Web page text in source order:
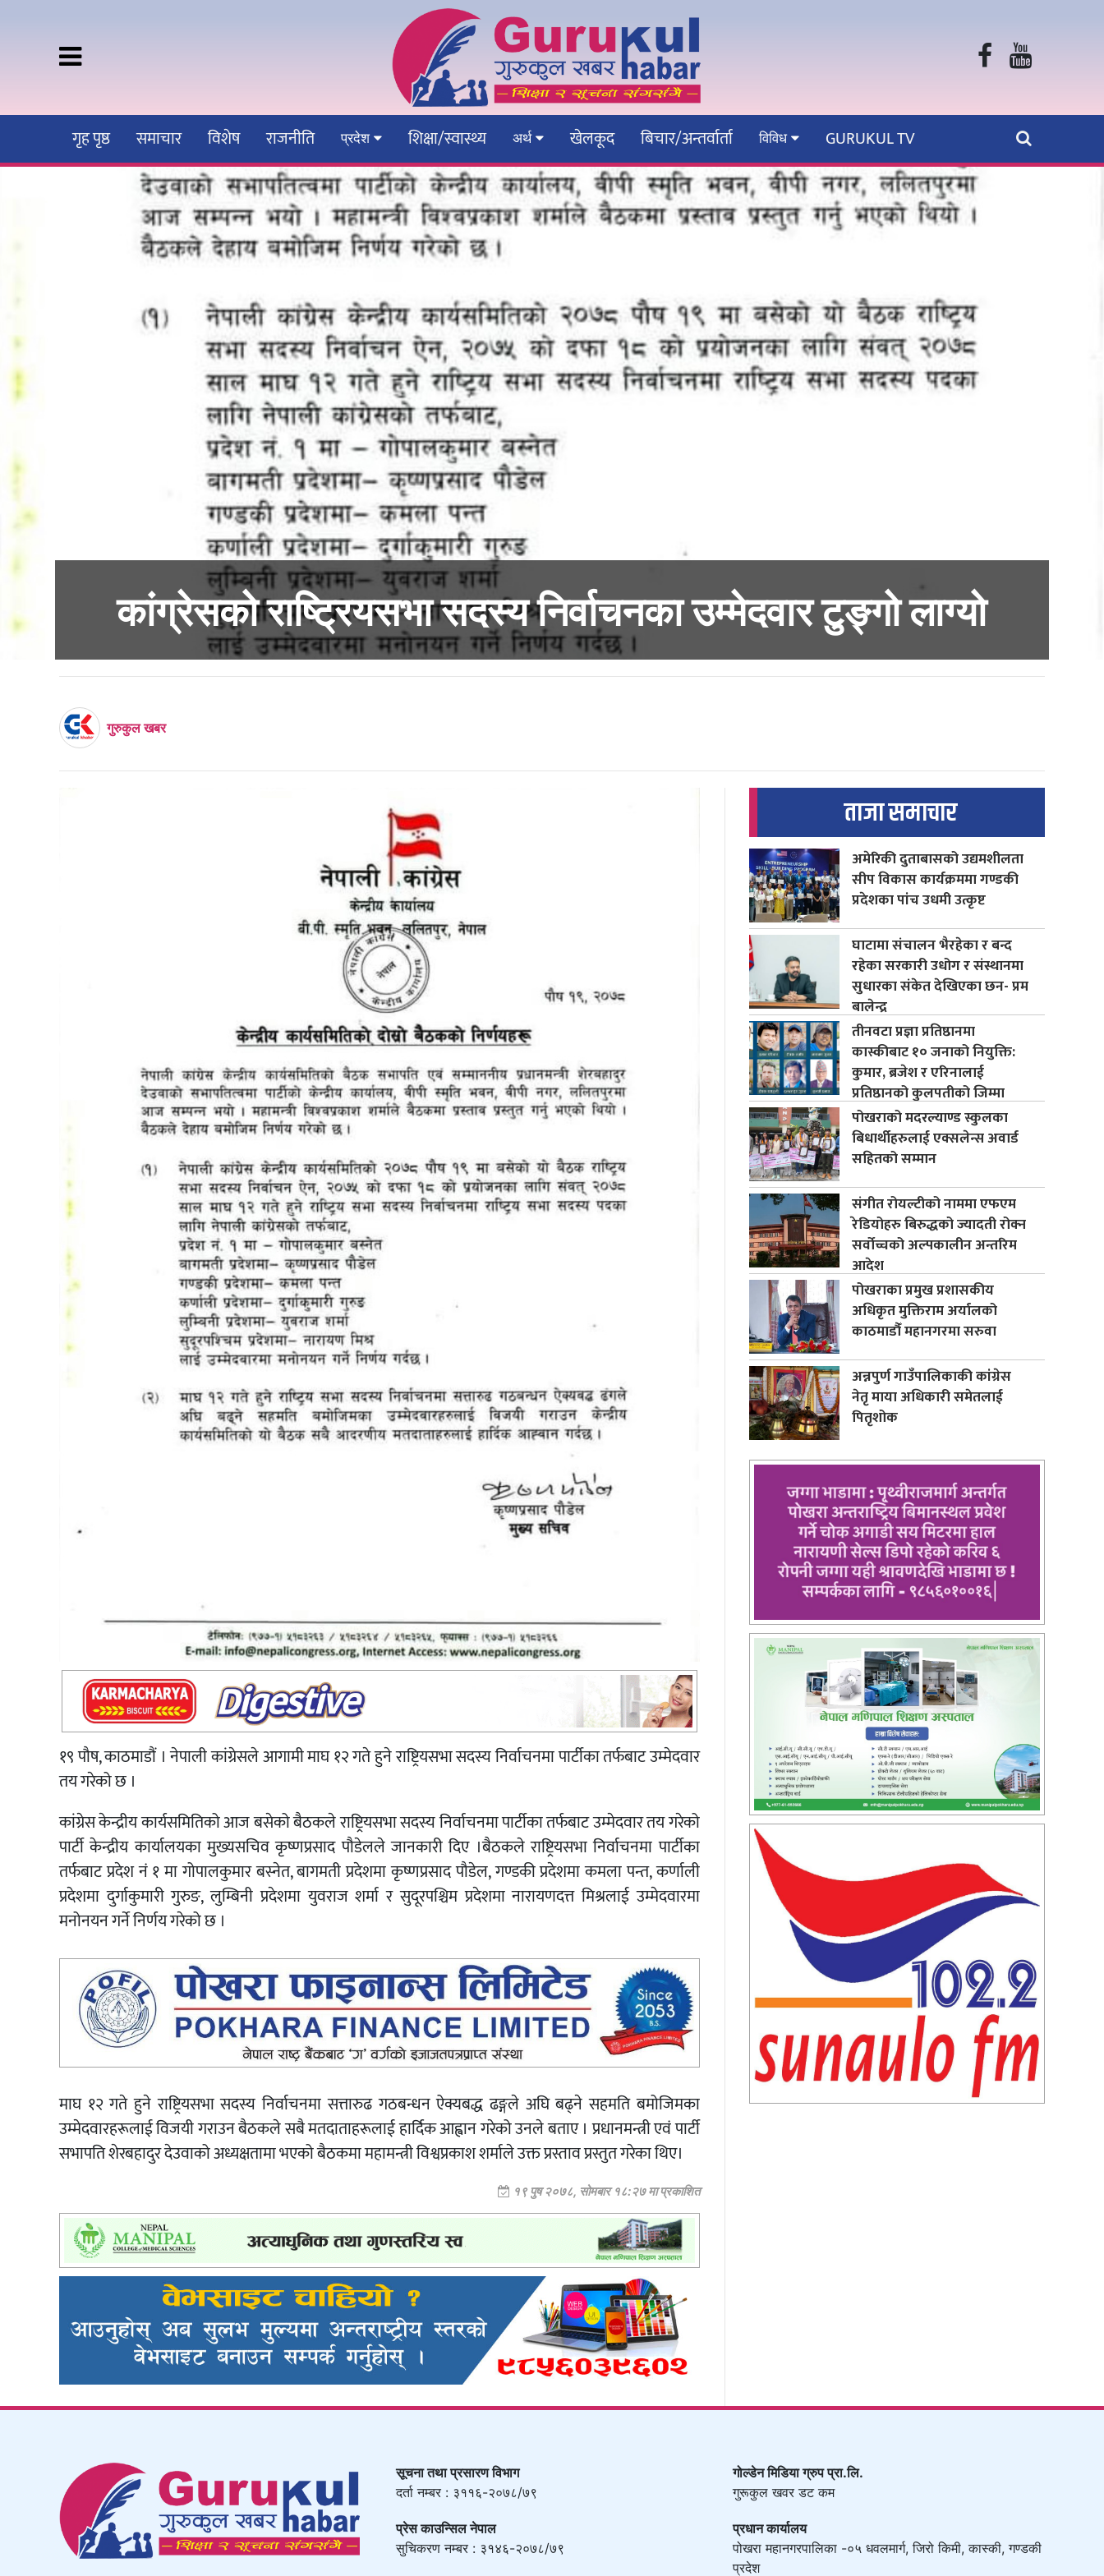
गृह पृष्ठ समाचार विशेष राजनीति प्रदेश शिक्षा/स्वास्थ्य अर्थ खेलकूद बिचार/अन्तर्वार्ता विविध GURUKUL TV
कांग्रेसको राष्ट्रियसभा सदस्य निर्वाचनका उम्मेदवार टुङ्गो लाग्यो
गुरुकुल खबर
१९ पौष, काठमाडौं । नेपाली कांग्रेसले आगामी माघ १२ गते हुने राष्ट्रियसभा सदस्य निर्वाचनमा पार्टीका तर्फबाट उम्मेदवार
तय गरेको छ ।
कांग्रेस केन्द्रीय कार्यसमितिको आज बसेको बैठकले राष्ट्रियसभा सदस्य निर्वाचनमा पार्टीका तर्फबाट उम्मेदवार तय गरेको
पार्टी केन्द्रीय कार्यालयका मुख्यसचिव कृष्णप्रसाद पौडेलले जानकारी दिए ।बैठकले राष्ट्रियसभा निर्वाचनमा पार्टीका
तर्फबाट प्रदेश नं १ मा गोपालकुमार बस्नेत, बागमती प्रदेशमा कृष्णप्रसाद पौडेल, गण्डकी प्रदेशमा कमला पन्त, कर्णाली
प्रदेशमा दुर्गाकुमारी गुरुङ, लुम्बिनी प्रदेशमा युवराज शर्मा र सुदूरपश्चिम प्रदेशमा नारायणदत्त मिश्रलाई उम्मेदवारमा
मनोनयन गर्ने निर्णय गरेको छ ।
माघ १२ गते हुने राष्ट्रियसभा सदस्य निर्वाचनमा सत्तारुढ गठबन्धन ऐक्यबद्ध ढङ्गले अघि बढ्ने सहमति बमोजिमका
उम्मेदवारहरूलाई विजयी गराउन बैठकले सबै मतदाताहरूलाई हार्दिक आह्वान गरेको उनले बताए । प्रधानमन्त्री एवं पार्टी
सभापति शेरबहादुर देउवाको अध्यक्षतामा भएको बैठकमा महामन्त्री विश्वप्रकाश शर्माले उक्त प्रस्ताव प्रस्तुत गरेका थिए।
१९ पुष २०७८, सोमबार १८:२७ मा प्रकाशित
ताजा समाचार
अमेरिकी दुताबासको उद्यमशीलता
सीप विकास कार्यक्रममा गण्डकी
प्रदेशका पांच उधमी उत्कृष्ट
घाटामा संचालन भैरहेका र बन्द
रहेका सरकारी उधोग र संस्थानमा
सुधारका संकेत देखिएका छन- प्रम
बालेन्द्र
तीनवटा प्रज्ञा प्रतिष्ठानमा
कास्कीबाट १० जनाको नियुक्ति:
कुमार, ब्रजेश र एरिनालाई
प्रतिष्ठानको कुलपतीको जिम्मा
पोखराको मदरल्याण्ड स्कुलका
बिधार्थीहरुलाई एक्सलेन्स अवार्ड
सहितको सम्मान
संगीत रोयल्टीको नाममा एफएम
रेडियोहरु बिरुद्धको ज्यादती रोक्न
सर्वोच्चको अल्पकालीन अन्तरिम
आदेश
पोखराका प्रमुख प्रशासकीय
अधिकृत मुक्तिराम अर्यालको
काठमाडौँ महानगरमा सरुवा
अन्नपुर्ण गाउँपालिकाकी कांग्रेस
नेतृ माया अधिकारी समेतलाई
पितृशोक
सूचना तथा प्रसारण विभाग
दर्ता नम्बर : ३११६-२०७८/७९
प्रेस काउन्सिल नेपाल
सुचिकरण नम्बर : ३१४६-२०७८/७९
गोल्डेन मिडिया ग्रुप प्रा.लि.
गुरूकुल खवर डट कम
प्रधान कार्यालय
पोखरा महानगरपालिका -०५ धवलमार्ग, जिरो किमी, कास्की, गण्डकी
प्रदेश